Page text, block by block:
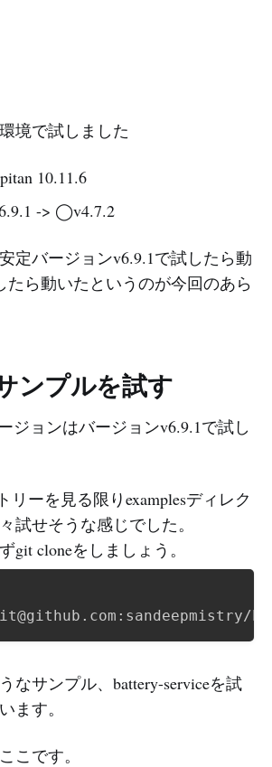
境で試しました
10.11.6
-> ◯v4.7.2
定バージョンv6.9.1で試したら動
たら動いたというのが今回のあら
ンプルを試す
ジョンはバージョンv6.9.1で試し
リーを見る限りexamplesディレク
試せそうな感じでした。
git cloneをしましょう。
なサンプル、battery-serviceを試
ます。
こです。